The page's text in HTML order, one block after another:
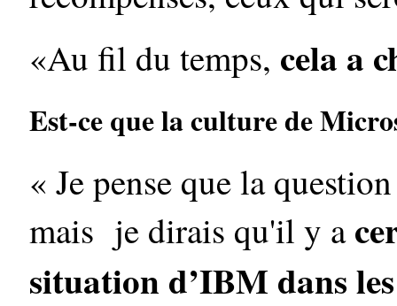
«Au fil du temps, cela a
Est-ce que la culture de
« Je pense que la
mais je dirais qu'il y a
situation d’IBM dans